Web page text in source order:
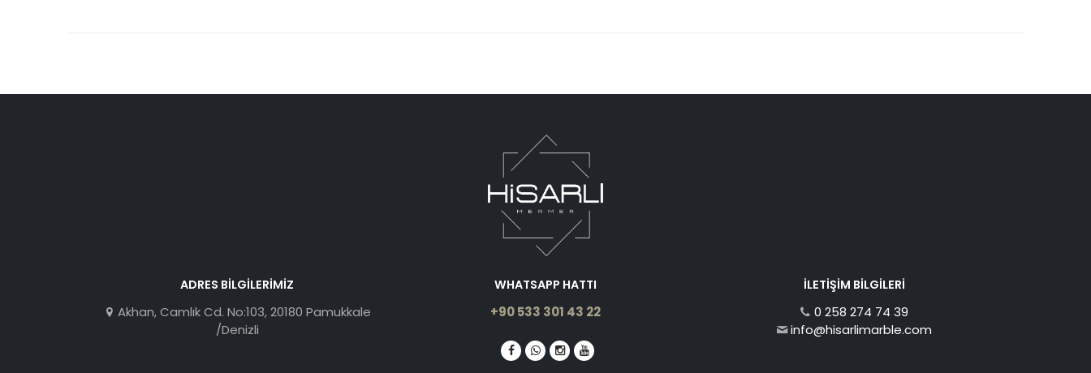
ADRES BILGILERIMIZ
Akhan, Camlık Cd. No:103, 20180 Pamukkale
/Denizli
WHATSAPP HATTI
+90 533 301 43 22
İLETIŞIM BILGILERI
0 258 274 74 39
info@hisarlimarble.com